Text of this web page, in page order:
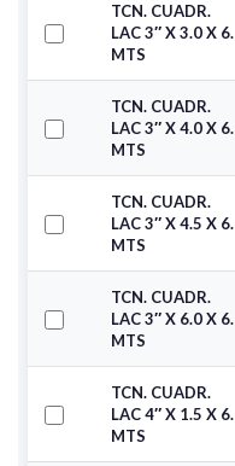
TCN. CUADR.
LAC 3″ X 3.0 X 6.
MTS
TCN. CUADR.
LAC 3″ X 4.0 X 6.
MTS
TCN. CUADR.
LAC 3″ X 4.5 X 6.
MTS
TCN. CUADR.
LAC 3″ X 6.0 X 6.
MTS
TCN. CUADR.
LAC 4″ X 1.5 X 6.
MTS